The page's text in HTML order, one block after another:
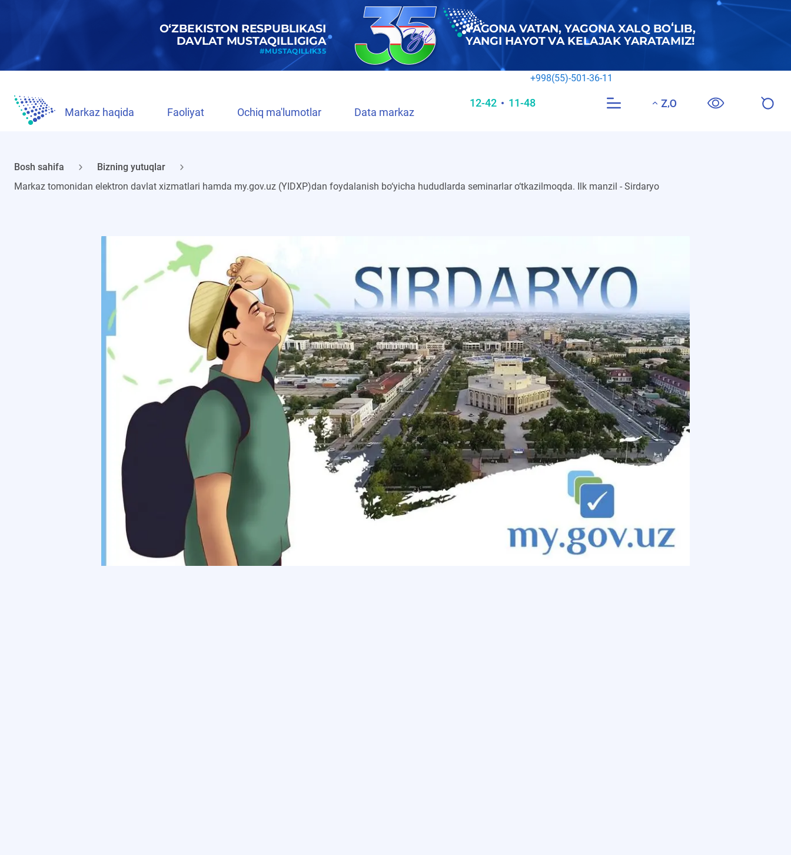
+998(55)-501-36-11
Markaz haqida Faoliyat Ochiq ma'lumotlar Data markaz
12-42 11-48 O‘Z
Bosh sahifa
Bizning yutuqlar
Markaz tomonidan elektron davlat xizmatlari hamda my.gov.uz (YIDXP)dan foydalanish bo‘yicha hududlarda seminarlar o‘tkazilmoqda. Ilk manzil - Sirdaryo